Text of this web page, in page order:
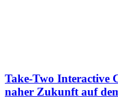
Take-Two Interactive
naher Zukunft auf